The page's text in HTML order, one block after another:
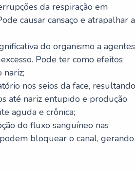
da respiração em
causar cansaço e atrapalhar a
do organismo a agentes
Pode ter como efeitos
nariz;
nos seios da face, resultando
até nariz entupido e produção
aguda e crônica;
do fluxo sanguíneo nas
bloquear o canal, gerando